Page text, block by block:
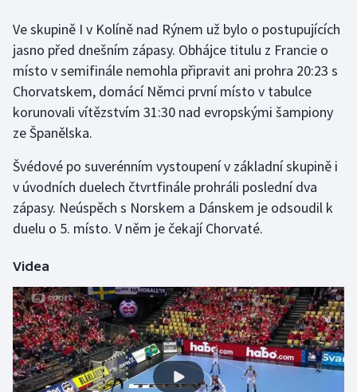
Golf
Gymnastika
Házená
Jezdectví
Judo
Lezení
Lyže a snowboard
Moderní pětiboj
Ve skupině I v Kolíně nad Rýnem už bylo o postupujících
jasno před dnešním zápasy. Obhájce titulu z Francie o
místo v semifinále nemohla připravit ani prohra 20:23 s
Chorvatskem, domácí Němci první místo v tabulce
korunovali vítězstvím 31:30 nad evropskými šampiony
ze Španělska.
Švédové po suverénním vystoupení v základní skupině i
v úvodních duelech čtvrtfinále prohráli poslední dva
zápasy. Neúspěch s Norskem a Dánskem je odsoudil k
duelu o 5. místo. V něm je čekají Chorvaté.
Videa